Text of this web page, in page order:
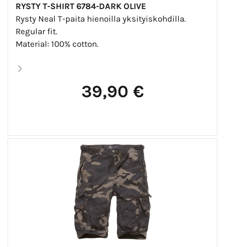
RYSTY T-SHIRT 6784-DARK OLIVE
Rysty Neal T-paita hienoilla yksityiskohdilla.
Regular fit.
Material: 100% cotton.
39,90 €